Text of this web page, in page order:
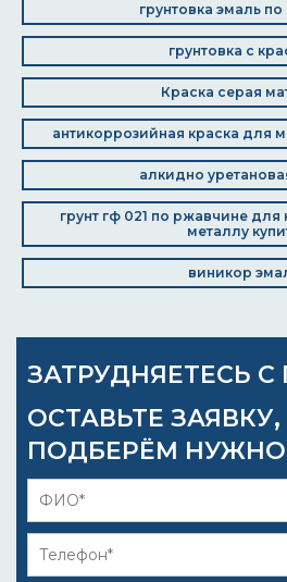
грунтовка эмаль
грунтовка с
Краска серая
антикоррозийная краска для
алкидно
грунт гф 021 по ржавчине
металлу
виникор
ЗАТРУДНЯЕТЕСЬ
ОСТАВЬТЕ
ПОДБЕРЁМ